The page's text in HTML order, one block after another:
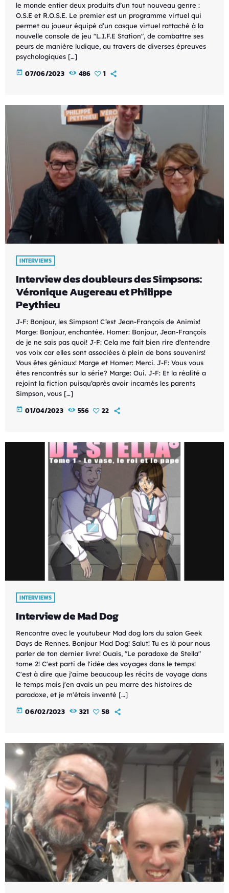
le monde entier deux produits d’un tout nouveau genre :
O.S.E et R.O.S.E. Le premier est un programme virtuel qui
permet au joueur équipé d’un casque virtuel rattaché à la
nouvelle console de jeu "L.I.F.E Station", de combattre ses
peurs de manière ludique, au travers de diverses épreuves
psychologiques […]
today 07/06/2023 486 1
INTERVIEWS
Interview des doubleurs des Simpsons:
Véronique Augereau et Philippe
Peythieu
J-F: Bonjour, les Simpson! C’est Jean-François de Animix!
Marge: Bonjour, enchantée. Homer: Bonjour, Jean-François
de je ne sais pas quoi! J-F: Cela me fait bien rire d’entendre
vos voix car elles sont associées à plein de bons souvenirs!
Vous êtes géniaux! Marge et Homer: Merci. J-F: Vous vous
êtes rencontrés sur la série? Marge: Oui. J-F: Et la réalité a
rejoint la fiction puisqu’après avoir incarnés les parents
Simpson, vous […]
today 01/04/2023 556 22
INTERVIEWS
Interview de Mad Dog
Rencontre avec le youtubeur Mad dog lors du salon Geek
Days de Rennes. Bonjour Mad Dog! Salut! Tu es là pour nous
parler de ton dernier livre! Ouais, "Le paradoxe de Stella"
tome 2! C'est parti de l'idée des voyages dans le temps!
C'est à dire que j'aime beaucoup les récits de voyage dans
le temps mais j'en avais un peu marre des histoires de
paradoxe, et je m'étais inventé […]
today 06/02/2023 321 58